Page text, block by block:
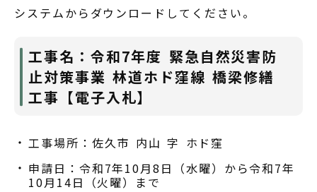
システムからダウンロードしてください。
工事名：令和7年度 緊急自然災害防
止対策事業 林道ホド窪線 橋梁修繕
工事【電子入札】
工事場所：佐久市 内山 字 ホド窪
申請日：令和7年10月8日（水曜）から令和7年
10月14日（火曜）まで